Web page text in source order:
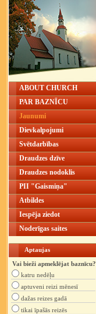
ABOUT CHURCH
PAR BAZNĪCU
Jaunumi
Dievkalpojumi
Svētdarbības
Draudzes dzīve
Draudzes nodoklis
PII "Gaismiņa"
Atbildes
Iespēja ziedot
Noderīgas saites
Aptaujas
Vai bieži apmeklējat baznīcu?
katru nedēļu
aptuveni reizi mēnesī
dažas reizes gadā
tikai īpašās reizēs